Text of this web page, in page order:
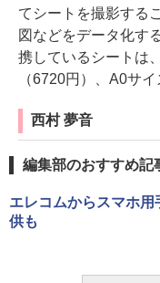
てシートを撮影する
図などをデータ化す
携しているシートは
（6720円）、A0サ
西村 夢音
編集部のおすすめ記
エレコムからスマホ
供も